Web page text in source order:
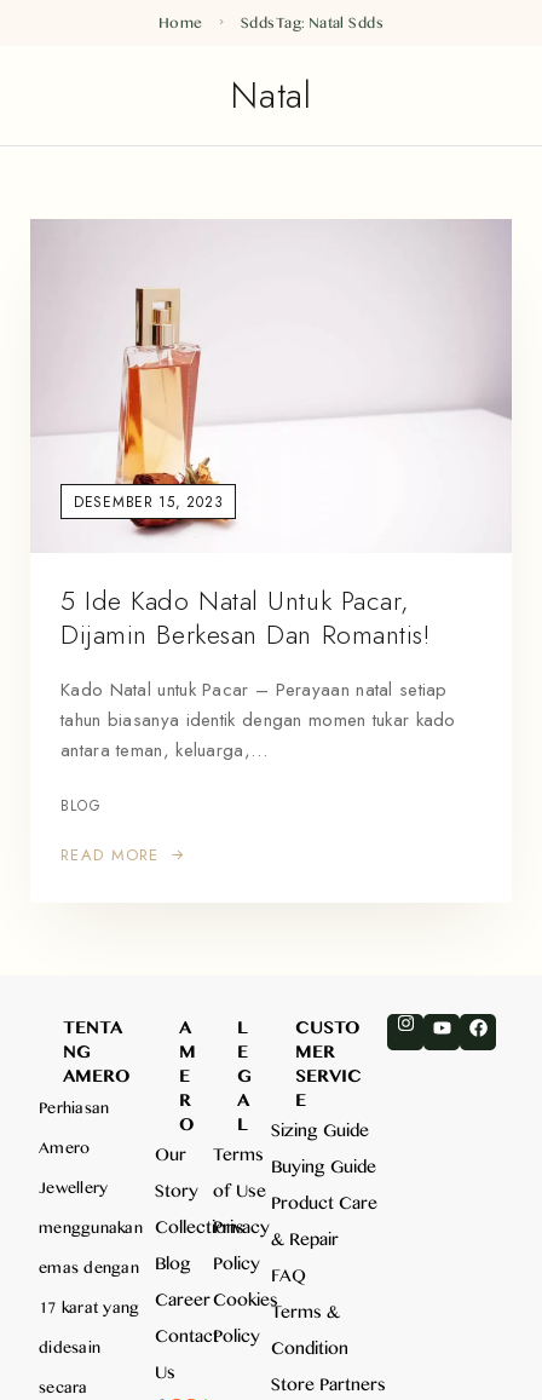
Home Sdds Tag: Natal Sdds
Natal
DESEMBER 15, 2023
5 Ide Kado Natal Untuk Pacar,
Dijamin Berkesan Dan Romantis!
Kado Natal untuk Pacar – Perayaan natal setiap
tahun biasanya identik dengan momen tukar kado
antara teman, keluarga,…
BLOG
READ MORE
TENTA
NG
AMERO
Perhiasan
Amero
Jewellery
menggunakan
emas dengan
17 karat yang
didesain
secara
A
M
E
R
O
Our
Story
Collections
Blog
Career
Contact
Us
L
E
G
A
L
Terms
of Use
Privacy
Policy
Cookies
Policy
CUSTO
MER
SERVIC
E
Sizing Guide
Buying Guide
Product Care
& Repair
FAQ
Terms &
Condition
Store Partners